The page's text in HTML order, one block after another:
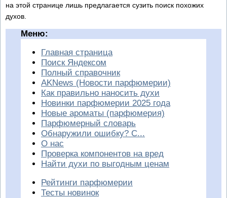
на этой странице лишь предлагается сузить поиск похожих
духов.
Меню:
Главная страница
Поиск Яндексом
Полный справочник
AKNews (Новости парфюмерии)
Как правильно наносить духи
Новинки парфюмерии 2025 года
Новые ароматы (парфюмерия)
Парфюмерный словарь
Обнаружили ошибку? С...
О нас
Проверка компонентов на вред
Найти духи по выгодным ценам
Рейтинги парфюмерии
Тесты новинок